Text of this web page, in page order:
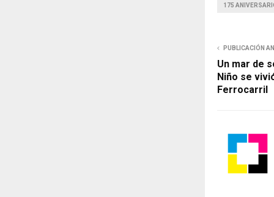
175
PUBLICACIÓN
Un mar de
Niño se
Ferrocarril